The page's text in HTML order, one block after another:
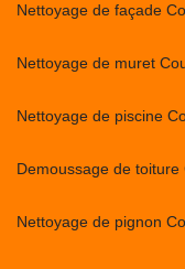
Nettoyage de façade
Nettoyage de muret
Nettoyage de piscine
Demoussage de
Nettoyage de pignon